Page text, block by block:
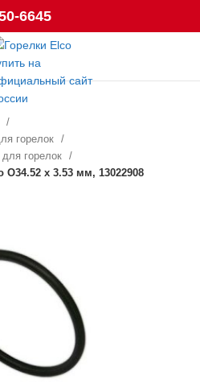
6645
горелок
горелок
O34.52 x 3.53 мм, 13022908